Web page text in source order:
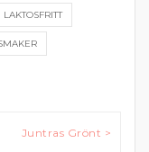
LAKTOSFRITT
Juntras Grönt >